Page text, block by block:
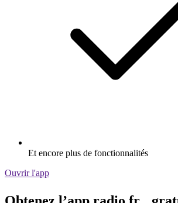
Et encore plus de fonctionnalités
Ouvrir l'app